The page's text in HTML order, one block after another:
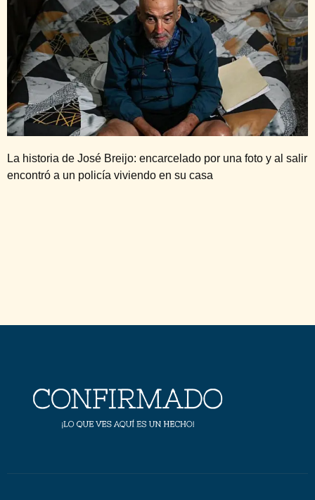
La historia de José Breijo: encarcelado por una foto y al salir
encontró a un policía viviendo en su casa